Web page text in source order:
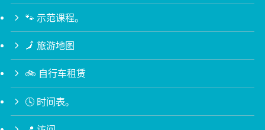
🐾 示范课程。
🗾 旅游地图
🚲 自行车租赁
🕓 时间表。